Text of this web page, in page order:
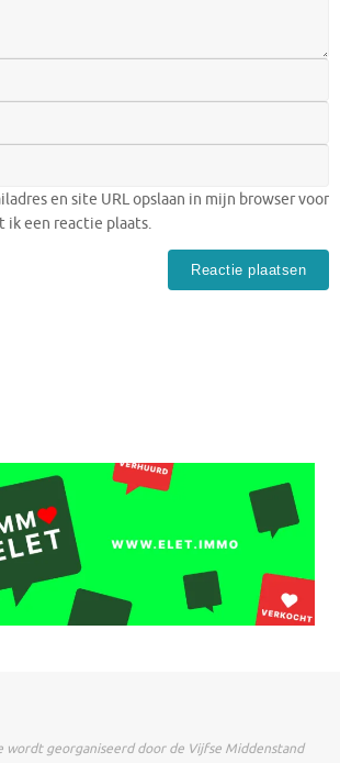
en site URL opslaan in mijn browser voor
ik een reactie plaats.
wordt georganiseerd door de Vijfse Middenstand